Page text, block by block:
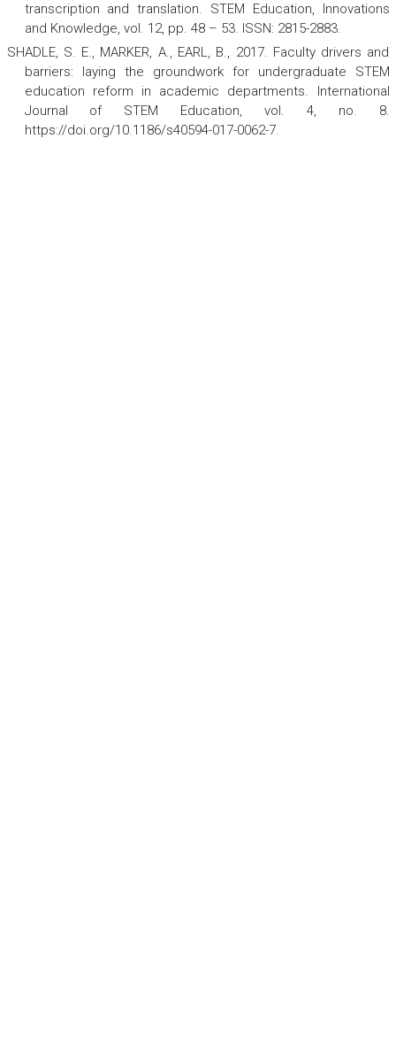
transcription and translation. STEM Education, Innovations
and Knowledge, vol. 12, pp. 48 – 53. ISSN: 2815-2883.
SHADLE, S. E., MARKER, A., EARL, B., 2017. Faculty drivers and
barriers: laying the groundwork for undergraduate STEM
education reform in academic departments. International
Journal of STEM Education, vol. 4, no. 8.
https://doi.org/10.1186/s40594-017-0062-7.